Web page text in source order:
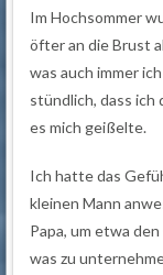
Im Hochsommer
öfter an die Brust
was auch immer
stündlich, dass ich
es mich geißelte.
Ich hatte das
kleinen Mann
Papa, um etwa
was zu